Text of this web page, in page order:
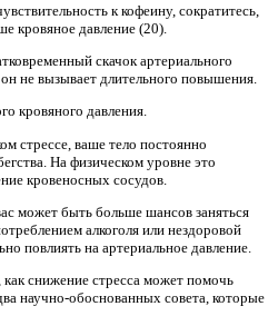
к кофеину, сократитесь,
кровяное давление (20).
скачок артериального
не вызывает длительного повышения.
кровяного давления.
стрессе, ваше тело постоянно
На физическом уровне это
кровеносных сосудов.
может быть больше шансов заняться
алкоголя или нездоровой
повлиять на артериальное давление.
как снижение стресса может помочь
научно-обоснованных совета, которые